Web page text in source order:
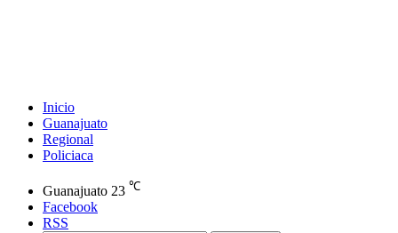
Inicio
Guanajuato
Regional
Policiaca
Guanajuato 23 ℃
Facebook
RSS